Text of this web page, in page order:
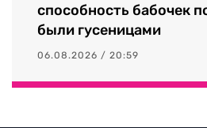
способность бабочек
были гусеницами
06.08.2026 / 20:59